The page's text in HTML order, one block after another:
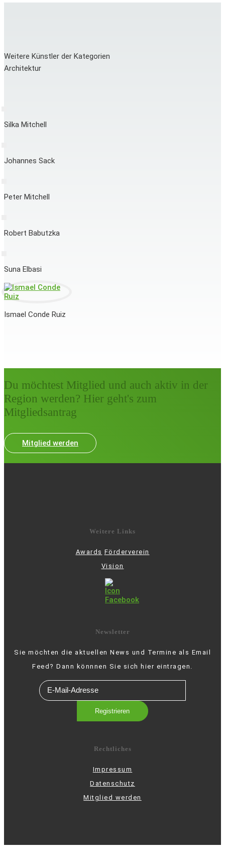
Weitere Künstler der Kategorien
Architektur
Silka Mitchell
Johannes Sack
Peter Mitchell
Robert Babutzka
Suna Elbasi
Ismael Conde Ruiz
Du möchtest Mitglied und auch aktiv in der
Region werden? Hier geht's zum
Mitgliedsantrag
Mitglied werden
Weitere Links
Awards Förderverein
Vision
Newsletter
Sie möchten die aktuellen News und Termine als Email
Feed? Dann könnnen Sie sich hier eintragen.
Rechtliches
Impressum
Datenschutz
Mitglied werden